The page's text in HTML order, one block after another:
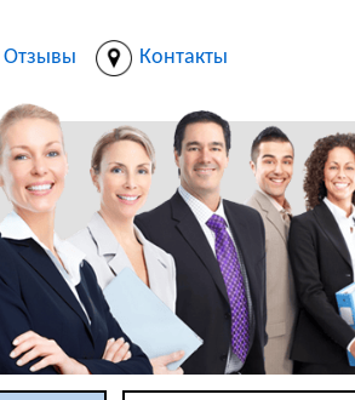
Отзывы Контакты